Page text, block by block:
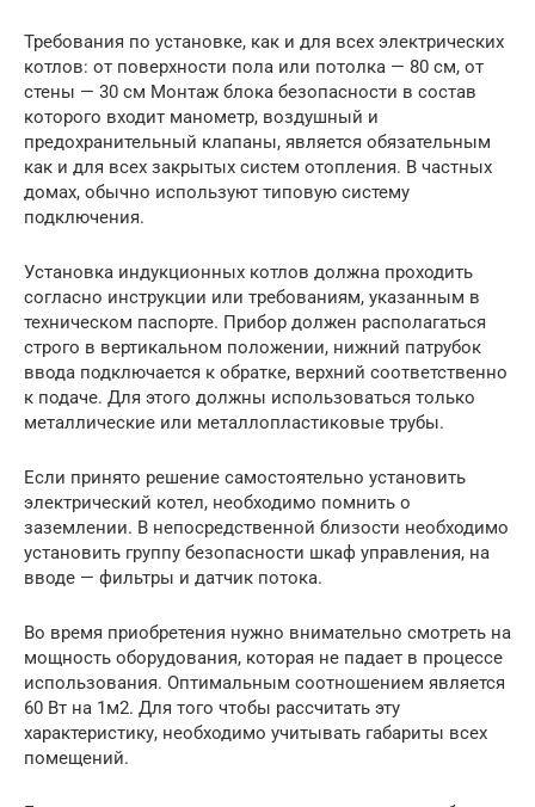
Требования по установке, как и для всех электрических
котлов: от поверхности пола или потолка — 80 см, от
стены — 30 см Монтаж блока безопасности в состав
которого входит манометр, воздушный и
предохранительный клапаны, является обязательным
как и для всех закрытых систем отопления. В частных
домах, обычно используют типовую систему
подключения.
Установка индукционных котлов должна проходить
согласно инструкции или требованиям, указанным в
техническом паспорте. Прибор должен располагаться
строго в вертикальном положении, нижний патрубок
ввода подключается к обратке, верхний соответственно
к подаче. Для этого должны использоваться только
металлические или металлопластиковые трубы.
Если принято решение самостоятельно установить
электрический котел, необходимо помнить о
заземлении. В непосредственной близости необходимо
установить группу безопасности шкаф управления, на
вводе — фильтры и датчик потока.
Во время приобретения нужно внимательно смотреть на
мощность оборудования, которая не падает в процессе
использования. Оптимальным соотношением является
60 Вт на 1м2. Для того чтобы рассчитать эту
характеристику, необходимо учитывать габариты всех
помещений.